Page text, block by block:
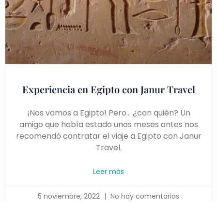
Experiencia en Egipto con Janur Travel
¡Nos vamos a Egipto! Pero… ¿con quién? Un
amigo que había estado unos meses antes nos
recomendó contratar el viaje a Egipto con Janur
Travel.
Leer más
5 noviembre, 2022 No hay comentarios